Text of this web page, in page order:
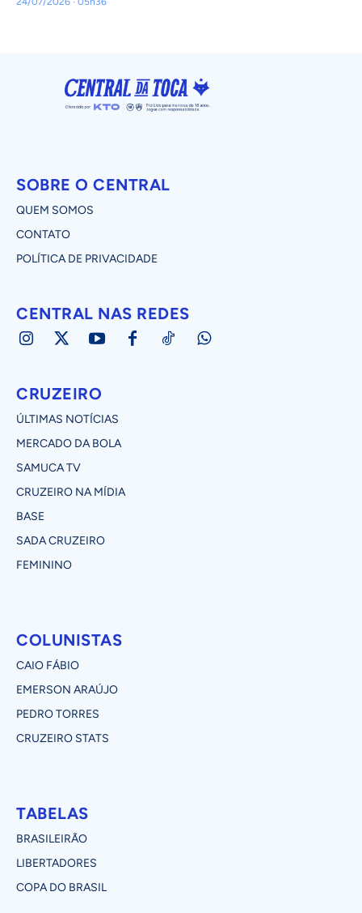
SOBRE O CENTRAL
QUEM SOMOS
CONTATO
POLÍTICA DE PRIVACIDADE
CENTRAL NAS REDES
CRUZEIRO
ÚLTIMAS NOTÍCIAS
MERCADO DA BOLA
SAMUCA TV
CRUZEIRO NA MÍDIA
BASE
SADA CRUZEIRO
FEMININO
COLUNISTAS
CAIO FÁBIO
EMERSON ARAÚJO
PEDRO TORRES
CRUZEIRO STATS
TABELAS
BRASILEIRÃO
LIBERTADORES
COPA DO BRASIL